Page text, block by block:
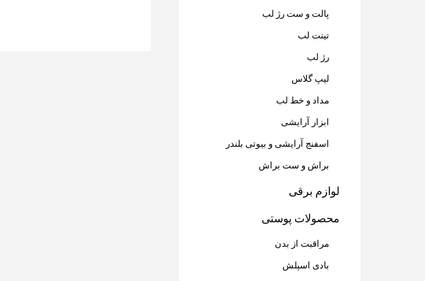
پالت و ست رژ لب
تینت لب
رژ لب
لیپ گلاس
مداد و خط لب
ابزار آرایشی
اسفنج آرایشی و بیوتی بلندر
براش و ست براش
لوازم برقی
محصولات پوستی
مراقبت از بدن
بادی اسپلش